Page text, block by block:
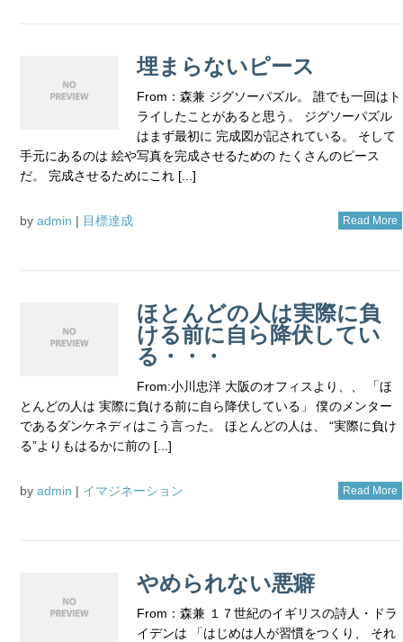
埋まらないピース
From：森兼 ジグソーパズル。 誰でも一回はト
ライしたことがあると思う。 ジグソーパズル
はまず最初に 完成図が記されている。 そして
手元にあるのは 絵や写真を完成させるための たくさんのピース
だ。 完成させるためにこれ [...]
by admin | 目標達成 Read More
ほとんどの人は実際に負
ける前に自ら降伏してい
る・・・
From:小川忠洋 大阪のオフィスより、、 「ほ
とんどの人は 実際に負ける前に自ら降伏している」 僕のメンター
であるダンケネディはこう言った。 ほとんどの人は、 “実際に負け
る”よりもはるかに前の [...]
by admin | イマジネーション Read More
やめられない悪癖
From：森兼 １７世紀のイギリスの詩人・ドラ
イデンは 「はじめは人が習慣をつくり、 それ